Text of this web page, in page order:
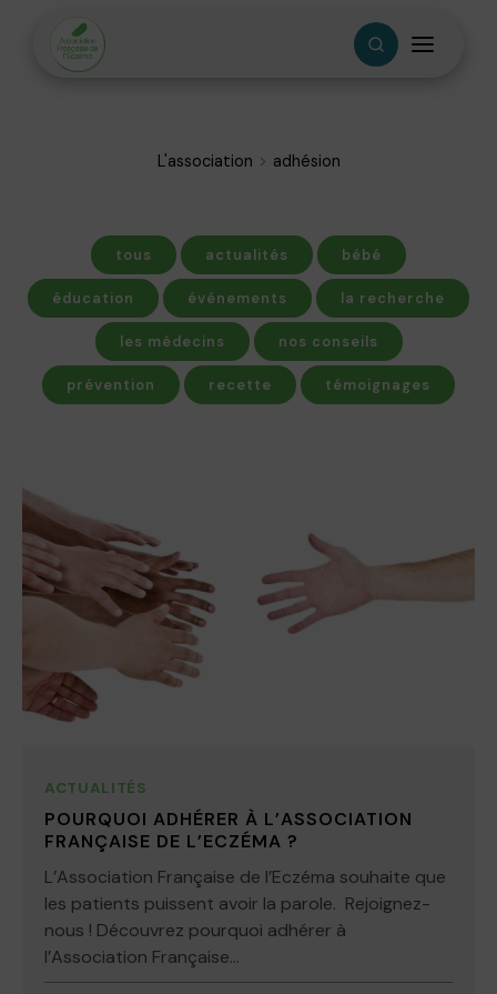
L'association adhésion
tous actualités bébé
éducation événements la recherche
les médecins nos conseils
prévention recette témoignages
ACTUALITÉS
POURQUOI ADHÉRER À L’ASSOCIATION
FRANÇAISE DE L’ECZÉMA ?
L’Association Française de l’Eczéma souhaite que
les patients puissent avoir la parole. Rejoignez-
nous ! Découvrez pourquoi adhérer à
l’Association Française...